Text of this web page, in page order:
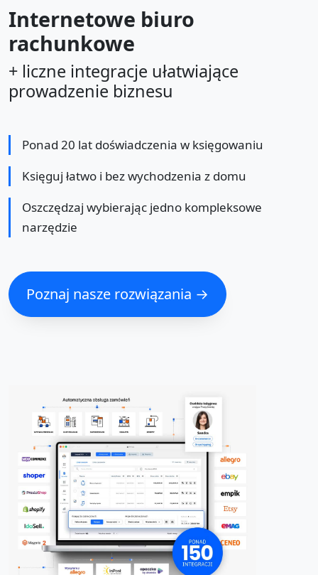
Internetowe biuro
rachunkowe
+ liczne integracje ułatwiające
prowadzenie biznesu
Ponad 20 lat doświadczenia w księgowaniu
Księguj łatwo i bez wychodzenia z domu
Oszczędzaj wybierając jedno kompleksowe
narzędzie
Poznaj nasze rozwiązania →